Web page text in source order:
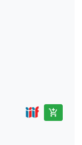
add_shopping_cart